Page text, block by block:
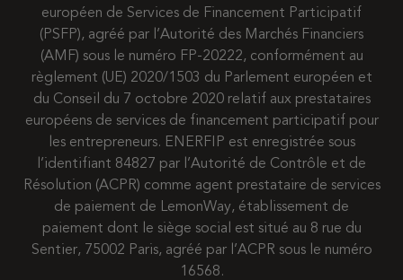
européen de Services de Financement Participatif
(PSFP), agréé par l’Autorité des Marchés Financiers
(AMF) sous le numéro FP-20222, conformément au
règlement (UE) 2020/1503 du Parlement européen et
du Conseil du 7 octobre 2020 relatif aux prestataires
européens de services de financement participatif pour
les entrepreneurs. ENERFIP est enregistrée sous
l’identifiant 84827 par l’Autorité de Contrôle et de
Résolution (ACPR) comme agent prestataire de services
de paiement de LemonWay, établissement de
paiement dont le siège social est situé au 8 rue du
Sentier, 75002 Paris, agréé par l’ACPR sous le numéro
16568.